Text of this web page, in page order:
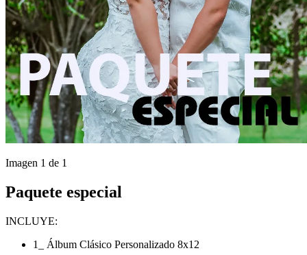
Imagen 1 de 1
Paquete especial
INCLUYE:
1
_ Álbum Clásico Personalizado 8x12